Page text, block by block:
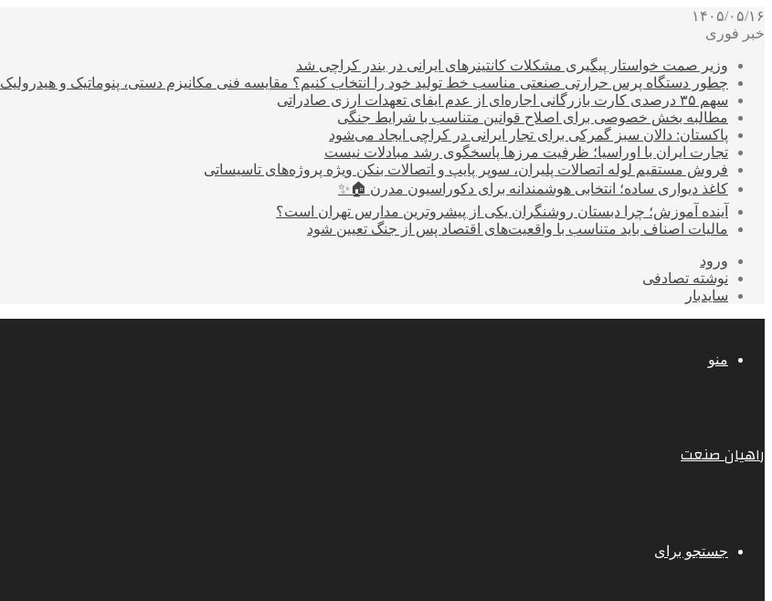
۱۴۰۵/۰۵/۱۶
خبر فوری
وزیر صمت خواستار پیگیری مشکلات کانتینرهای ایرانی در بندر کراچی شد
چطور دستگاه پرس حرارتی صنعتی مناسب خط تولید خود را انتخاب کنیم؟ مقایسه فنی مکانیزم دستی، پنوماتیک و هیدرولیک
سهم ۳۵ درصدی کارت بازرگانی اجاره‌ای از عدم ایفای تعهدات ارزی صادراتی
مطالبه بخش خصوصی برای اصلاح قوانین متناسب با شرایط جنگی
پاکستان: دالان سبز گمرکی برای تجار ایرانی در کراچی ایجاد می‌شود
تجارت ایران با اوراسیا؛ ظرفیت مرزها پاسخگوی رشد مبادلات نیست
فروش مستقیم لوله اتصالات پلیران، سوپر پایپ و اتصالات بنکن ویژه پروژه‌های تاسیساتی
کاغذ دیواری ساده؛ انتخابی هوشمندانه برای دکوراسیون مدرن 🏠✨
آینده آموزش؛ چرا دبستان روشنگران یکی از پیشروترین مدارس تهران است؟
مالیات اصناف باید متناسب با واقعیت‌های اقتصاد پس از جنگ تعیین شود
ورود
نوشته تصادفی
سایدبار
منو
راهیان صنعت
جستجو برای